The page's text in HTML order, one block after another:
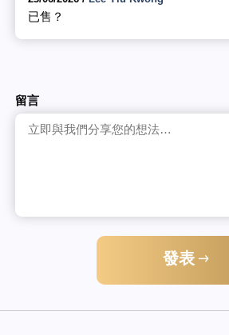
已售？
留言
發表